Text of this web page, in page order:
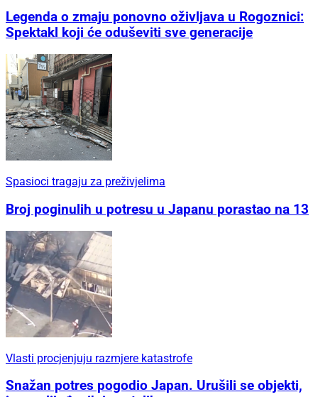
Legenda o zmaju ponovno oživljava u Rogoznici:
Spektakl koji će oduševiti sve generacije
Spasioci tragaju za preživjelima
Broj poginulih u potresu u Japanu porastao na 13
Vlasti procjenjuju razmjere katastrofe
Snažan potres pogodio Japan. Urušili se objekti,